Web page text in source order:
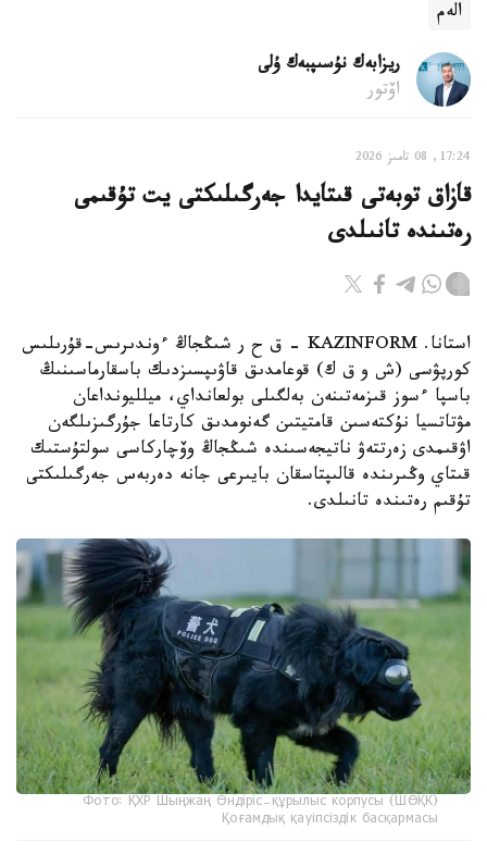
الەم
ريزابەك نۇسىپبەك ۇلى
اۆتور
17:24, 08 تامىز 2026
قازاق توبەتى قىتايدا جەرگىلىكتى يت تۇقىمى
رەتىندە تانىلدى
استانا. KAZINFORM – ق ح ر شىڭجاڭ ءوندىرىس-قۇرىلىس
كورپۋسى (ش و ق ك) قوعامدىق قاۋىپسىزدىك باسقارماسىنىڭ
باسپا ءسوز قىزمەتىنەن بەلگىلى بولعانداي، ميلليونداعان
مۋتاتسيا نۇكتەسىن قامتيتىن گەنومدىق كارتاعا جۇرگىزىلگەن
اۋقىمدى زەرتتەۋ ناتيجەسىندە شىڭجاڭ وۆچاركاسى سولتۇستىك
قىتاي وڭىرىندە قالىپتاسقان بايىرعى جانە دەربەس جەرگىلىكتى
تۇقىم رەتىندە تانىلدى.
Фото: ҚХР Шыңжаң Өндіріс-құрылыс корпусы (ШӨҚК)
Қоғамдық қауіпсіздік басқармасы